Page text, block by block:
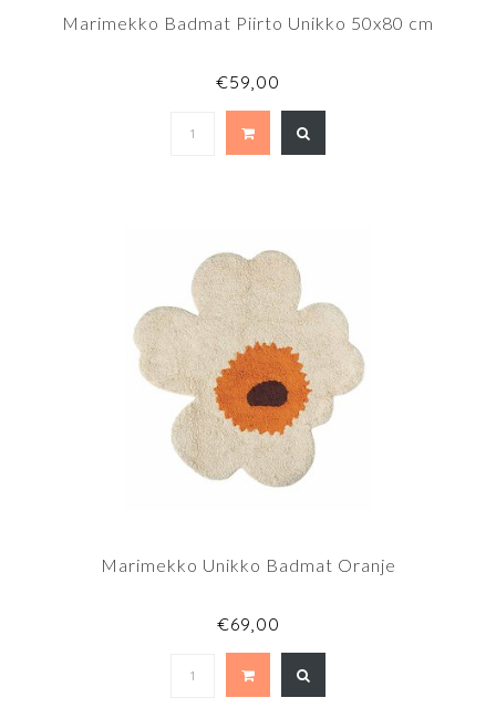
Marimekko Badmat Piirto Unikko 50x80 cm
€59,00
Marimekko Unikko Badmat Oranje
€69,00